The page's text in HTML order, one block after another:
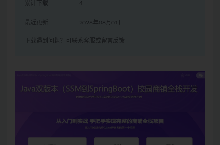
累计下载 4
最近更新 2026年08月01日
下载遇到问题？可联系客服或留言反馈